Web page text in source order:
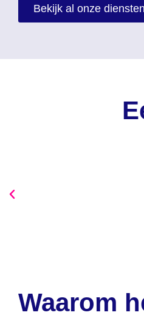
Bekijk al onze diensten
Waarom